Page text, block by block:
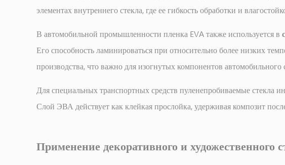
остекление
7
обратить
покупке
EVA
элементах внутреннего стекла, где ее гибкость обработки и
В автомобильной промышленности пленка EVA также используется в
Его способность ламинироваться при относительно более низких
производства, что важно для изогнутых компонентов автомобильного
Для специальных транспортных средств пуленепробиваемые стекла
Слой ЭВА действует как клейкая прослойка, удерживая композит
Применение декоративного и художественного